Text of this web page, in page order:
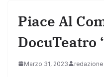
Piace Al
DocuTeatro
Marzo 31, 2023 redazione